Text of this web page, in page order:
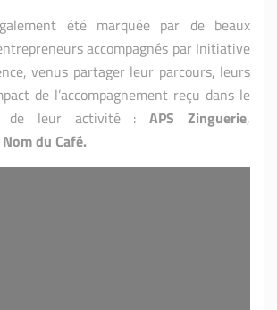
été marquée par de beaux
accompagnés par Initiative
venus partager leur parcours, leurs
de l’accompagnement reçu dans le
de leur activité :APS Zinguerie,
du Café.